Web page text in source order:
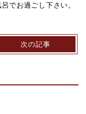
でお過ごし下さい。
次の記事